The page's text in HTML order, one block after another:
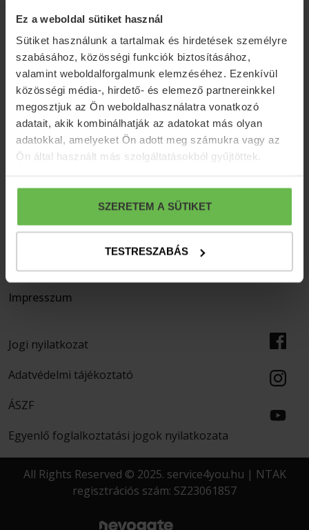
Ez a weboldal sütiket használ
Sütiket használunk a tartalmak és hirdetések személyre
szabásához, közösségi funkciók biztosításához,
valamint weboldalforgalmunk elemzéséhez. Ezenkívül
közösségi média-, hirdető- és elemező partnereinkkel
megosztjuk az Ön weboldalhasználatra vonatkozó
adatait, akik kombinálhatják az adatokat más olyan
adatokkal, amelyeket Ön adott meg számukra vagy az
Ön által használt más szolgáltatásokból gyűjtöttek.
SZERETEM A SÜTIKET
TESTRESZABÁS
ELÉRHETŐSÉGEK
H-7081 Simontornya, Malom út 33-34.
info@friedhotel.hu
+36 74 314 445
+36 30 742 30 91
Ajánlatok
S4Y Klub
Hírlevél
Impresszum
Jogi nyilatkozat
Adatvédelmi tájékoztató
ÁSZF
Egyenlő foglalkoztatási jogok nyilatkozata
All Rights Reserved © 2025. service4you.hu | NTAK
regisztrációs szám: SZ23061857